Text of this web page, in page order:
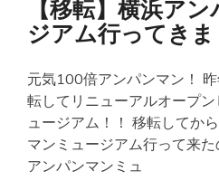
【移転】横浜ア
ジアム行ってきま
元気100倍アンパンマン！
転してリニューアルオープ
ュージアム！！ 移転してか
マンミュージアム行って来た
アンパンマンミュ